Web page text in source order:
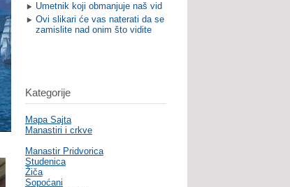
Umetnik koji obmanjuje naš vid
Ovi slikari će vas naterati da se
zamislite nad onim što vidite
Kategorije
Mapa Sajta
Manastiri i crkve
Manastir Pridvorica
Studenica
Žiča
Sopoćani